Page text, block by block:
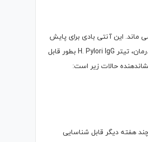
ماند. این آنتی بادی برای پایش
درمان از نظر ریشه کن شدن باکتری در بدن بسیار مناسب است. در صورتی که شش ماه پس از آغاز درمان، تیتر H. Pylori IgG بطور قابل
هفته دیگر قابل شناسایی